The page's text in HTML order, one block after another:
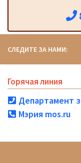
СЛЕДИТЕ ЗА НАМИ:
Горячая линия
Департамент
Мэрия mos.ru